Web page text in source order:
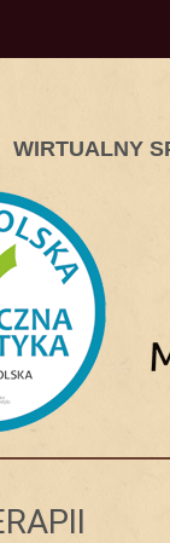
WIRTUALNY